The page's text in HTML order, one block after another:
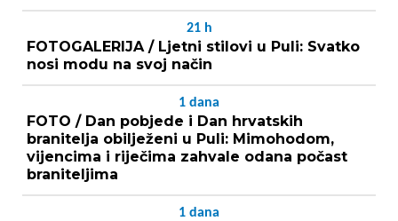
21 h
FOTOGALERIJA / Ljetni stilovi u Puli: Svatko
nosi modu na svoj način
1 dana
FOTO / Dan pobjede i Dan hrvatskih
branitelja obilježeni u Puli: Mimohodom,
vijencima i riječima zahvale odana počast
braniteljima
1 dana